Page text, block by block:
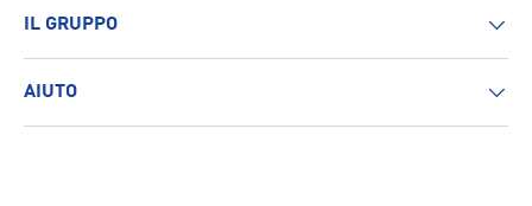
IL GRUPPO
AIUTO